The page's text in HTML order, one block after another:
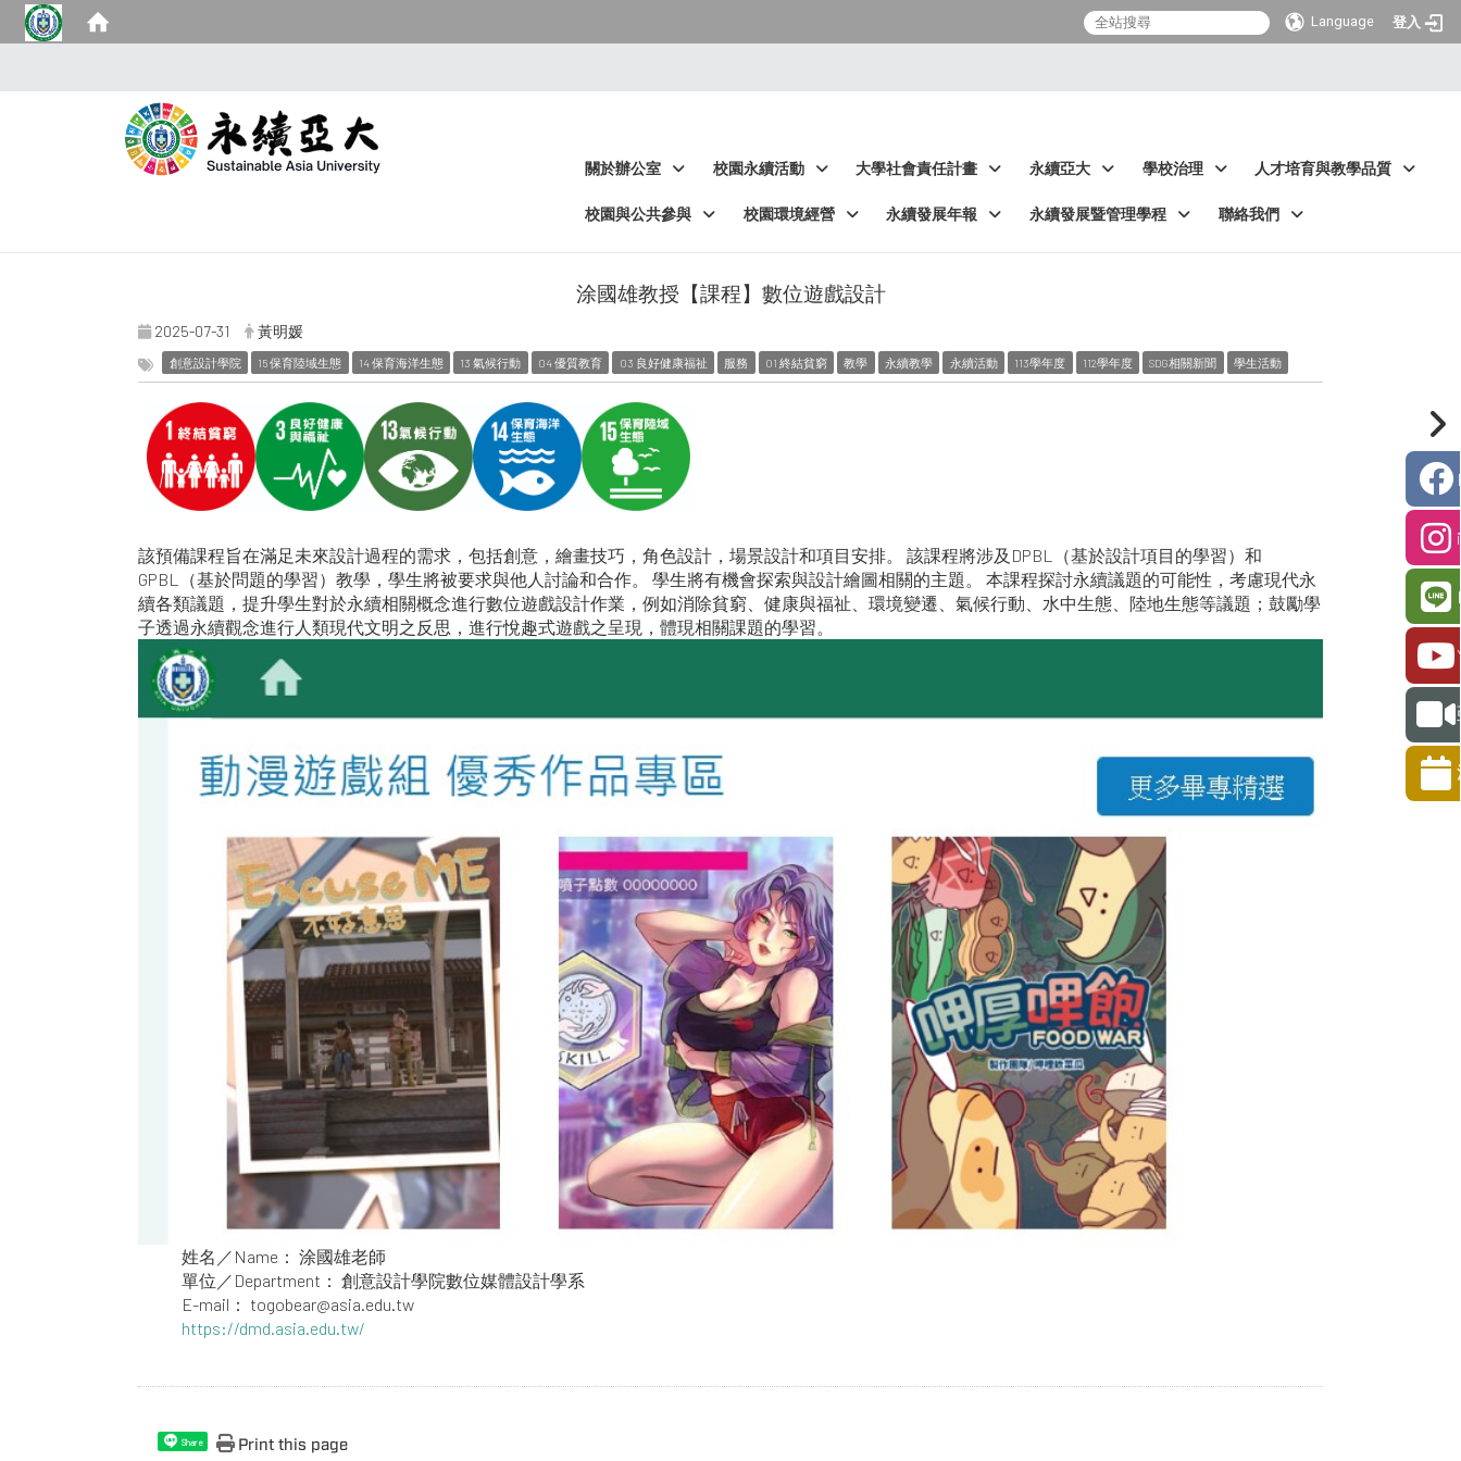
Language 登入
關於辦公室 校園永續活動 大學社會責任計畫 永續亞大 學校治理 人才培育與教學品質
校園與公共參與 校園環境經營 永續發展年報 永續發展暨管理學程 聯絡我們
涂國雄教授【課程】數位遊戲設計
2025-07-31 黃明媛
創意設計學院 15 保育陸域生態 14 保育海洋生態 13 氣候行動 04 優質教育 03 良好健康福祉 服務 01 終結貧窮 教學 永續教學 永續活動 113學年度 112學年度 SDG相關新聞 學生活動
該預備課程旨在滿足未來設計過程的需求，包括創意，繪畫技巧，角色設計，場景設計和項目安排。 該課程將涉及DPBL（基於設計項目的學習）和
GPBL（基於問題的學習）教學，學生將被要求與他人討論和合作。 學生將有機會探索與設計繪圖相關的主題。 本課程探討永續議題的可能性，考慮現代永
續各類議題，提升學生對於永續相關概念進行數位遊戲設計作業，例如消除貧窮、健康與福祉、環境變遷、氣候行動、水中生態、陸地生態等議題；鼓勵學
子透過永續觀念進行人類現代文明之反思，進行悅趣式遊戲之呈現，體現相關課題的學習。
姓名／Name： 涂國雄老師
單位／Department： 創意設計學院數位媒體設計學系
E-mail： togobear@asia.edu.tw
https://dmd.asia.edu.tw/
Share Print this page